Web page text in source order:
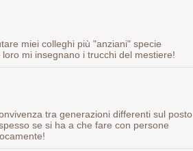
miei colleghi più "anziani" specie
mi insegnano i trucchi del mestiere!
tra generazioni differenti sul posto
se si ha a che fare con persone